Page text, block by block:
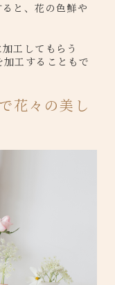
と、花の色鮮や
工してもらう
工することもで
花々の美し